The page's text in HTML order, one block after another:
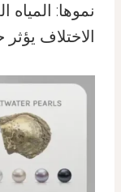
نموها: المياه
الاختلاف